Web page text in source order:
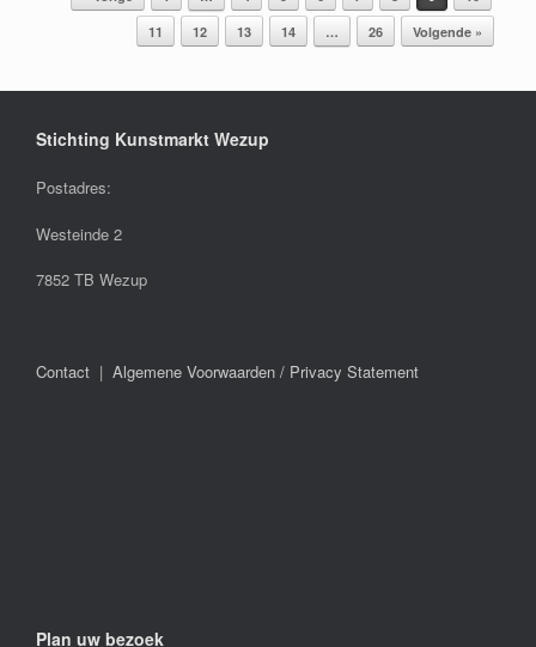
11
12 13 14 … 26 Volgende »
Stichting Kunstmarkt Wezup
Postadres:
Westeinde 2
7852 TB Wezup
Contact | Algemene Voorwaarden / Privacy Statement
Plan uw bezoek